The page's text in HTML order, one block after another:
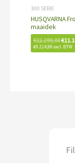
300 SERIE
HUSQVARNA
maaidek
€12.299,00€
€9.214,88 excl. BTW